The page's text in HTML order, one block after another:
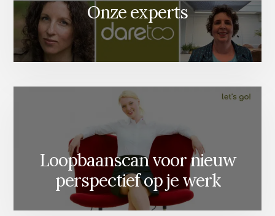
Onze experts
Loopbaanscan voor nieuw
perspectief op je werk